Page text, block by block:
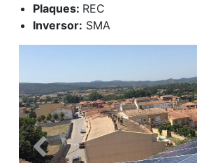
Plaques: REC
Inversor: SMA
Anterior